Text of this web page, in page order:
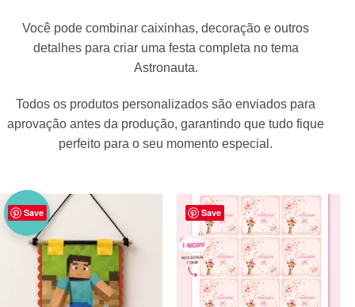
Você pode combinar caixinhas, decoração e outros
detalhes para criar uma festa completa no tema
Astronauta.
Todos os produtos personalizados são enviados para
aprovação antes da produção, garantindo que tudo fique
perfeito para o seu momento especial.
Save
NO
VO Save